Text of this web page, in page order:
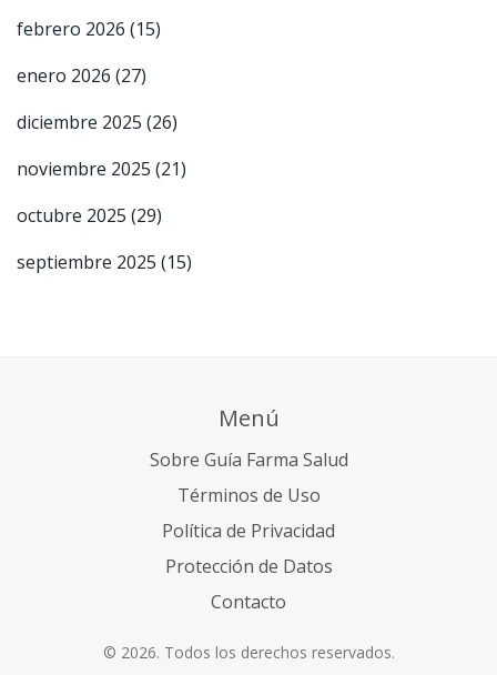
febrero 2026 (15)
enero 2026 (27)
diciembre 2025 (26)
noviembre 2025 (21)
octubre 2025 (29)
septiembre 2025 (15)
Menú
Sobre Guía Farma Salud
Términos de Uso
Política de Privacidad
Protección de Datos
Contacto
© 2026. Todos los derechos reservados.